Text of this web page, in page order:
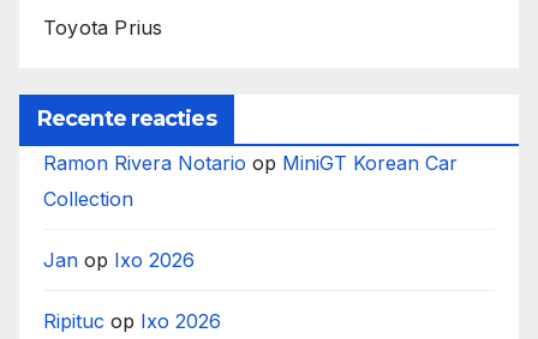
Toyota Prius
Recente reacties
Ramon Rivera Notario op MiniGT Korean Car
Collection
Jan op Ixo 2026
Ripituc op Ixo 2026